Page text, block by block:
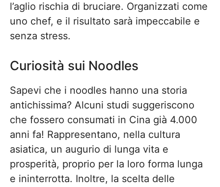
l’aglio rischia di bruciare. Organizzati come
uno chef, e il risultato sarà impeccabile e
senza stress.
Curiosità sui Noodles
Sapevi che i noodles hanno una storia
antichissima? Alcuni studi suggeriscono
che fossero consumati in Cina già 4.000
anni fa! Rappresentano, nella cultura
asiatica, un augurio di lunga vita e
prosperità, proprio per la loro forma lunga
e ininterrotta. Inoltre, la scelta delle